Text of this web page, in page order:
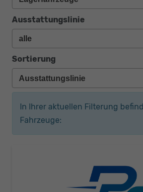
Ausstattungslinie
Sortierung
In Ihrer aktuellen Filterung
Fahrzeuge: